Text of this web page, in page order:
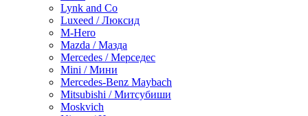
Lynk and Co
Luxeed / Люксид
M-Hero
Mazda / Мазда
Mercedes / Мерседес
Mini / Мини
Mercedes-Benz Maybach
Mitsubishi / Митсубиши
Moskvich